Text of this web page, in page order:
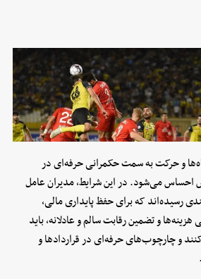
و حرکت به سمت حکمرانی حرفه‌ای در
احساس می‌شود. در این شرایط، مدیران عامل
رسیده‌اند که برای حفظ پایداری مالی،
و تضمین رقابت سالم و عادلانه، باید
و چارچوب‌های حرفه‌ای در قراردادها و